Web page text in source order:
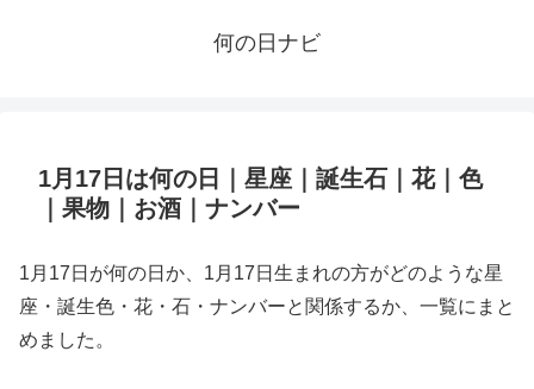
何の日ナビ
1月17日は何の日｜星座｜誕生石｜花｜色
｜果物｜お酒｜ナンバー
1月17日が何の日か、1月17日生まれの方がどのような星
座・誕生色・花・石・ナンバーと関係するか、一覧にまと
めました。